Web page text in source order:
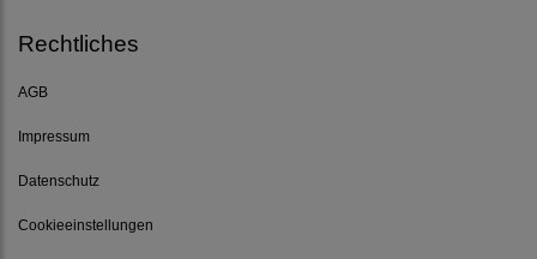
Rechtliches
AGB
Impressum
Datenschutz
Cookieeinstellungen